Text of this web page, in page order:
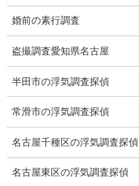
す。
婚前の素行調査
盗撮調査愛知県名古屋
半田市の浮気調査探偵
常滑市の浮気調査探偵
名古屋千種区の浮気調査探偵
名古屋東区の浮気調査探偵